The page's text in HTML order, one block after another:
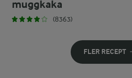
muggkaka
(8363)
FLER RECEPT